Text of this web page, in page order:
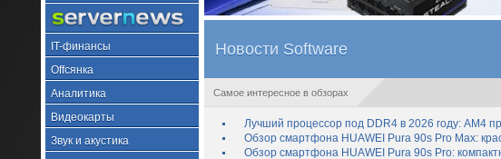
IT-финансы
Offсянка
Аналитика
Видеокарты
Звук и акустика
Новости Software
Самое интересное в обзорах
Лучший процессор под DDR4 в 2026 году: AM4
Обзор смартфона HUAWEI Pura 90s Pro Max:
Обзор смартфона HUAWEI Pura 90s Pro: